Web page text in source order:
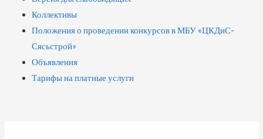
Коллективы
Положения о проведении конкурсов в МБУ «ЦКДиС-
Сясьстрой»
Объявления
Тарифы на платные услуги